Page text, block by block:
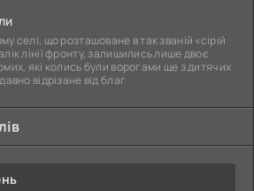
селі, що розташоване в так званій «сірій
лінії фронту, залишились лише двоє
які колись були ворогами ще з дитячих
відрізане від благ